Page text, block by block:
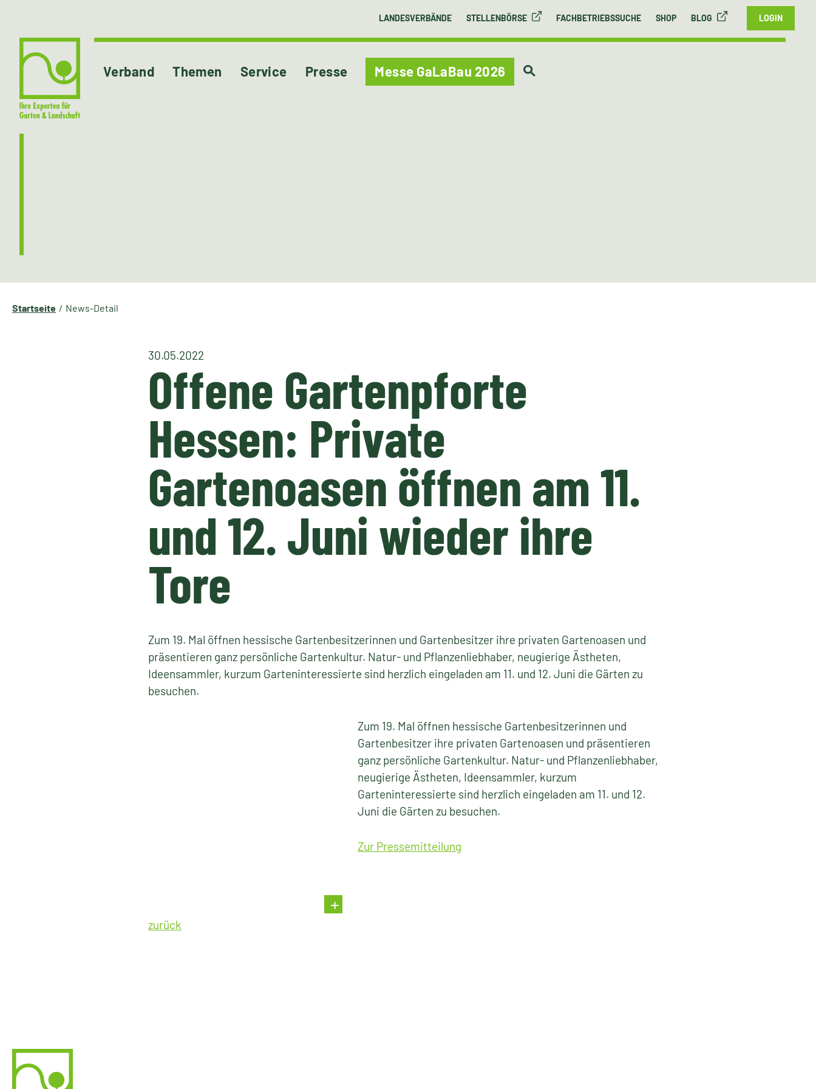
LANDESVERBÄNDE STELLENBÖRSE FACHBETRIEBSSUCHE SHOP BLOG LOGIN
Verband Themen Service Presse Messe GaLaBau 2026
Startseite News-Detail
30.05.2022
Offene Gartenpforte
Hessen: Private
Gartenoasen öffnen am 11.
und 12. Juni wieder ihre
Tore
Zum 19. Mal öffnen hessische Gartenbesitzerinnen und Gartenbesitzer ihre privaten Gartenoasen und
präsentieren ganz persönliche Gartenkultur. Natur- und Pflanzenliebhaber, neugierige Ästheten,
Ideensammler, kurzum Garteninteressierte sind herzlich eingeladen am 11. und 12. Juni die Gärten zu
besuchen.
Zum 19. Mal öffnen hessische Gartenbesitzerinnen und
Gartenbesitzer ihre privaten Gartenoasen und präsentieren
ganz persönliche Gartenkultur. Natur- und Pflanzenliebhaber,
neugierige Ästheten, Ideensammler, kurzum
Garteninteressierte sind herzlich eingeladen am 11. und 12.
Juni die Gärten zu besuchen.
Zur Pressemitteilung
zurück